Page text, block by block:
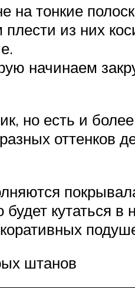
на тонкие
из них
начинаем
но есть и
будет
штанов